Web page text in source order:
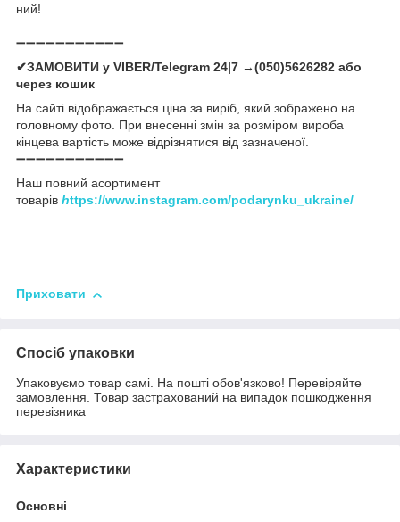
ний!
➖➖➖➖➖➖➖➖➖➖➖
✔ЗАМОВИТИ у VIBER/Telegram 24|7 →(050)5626282 або
через кошик
На сайті відображається ціна за виріб, який зображено на
головному фото. При внесенні змін за розміром вироба
кінцева вартість може відрізнятися від зазначеної.
➖➖➖➖➖➖➖➖➖➖➖
Наш повний асортимент
товарів https://www.instagram.com/podarynku_ukraine/
Приховати
Спосіб упаковки
Упаковуємо товар самі. На пошті обов'язково! Перевіряйте
замовлення. Товар застрахований на випадок пошкодження
перевізника
Характеристики
Основні